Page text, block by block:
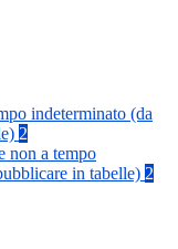
indeterminato (da
2
non a tempo
in tabelle) 2